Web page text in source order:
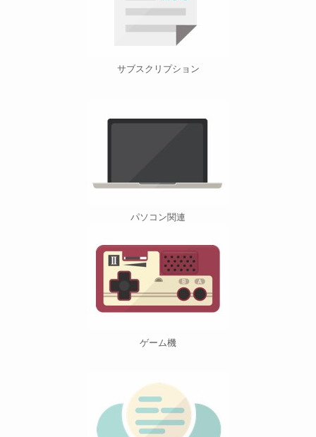
サブスクリプション
パソコン関連
ゲーム機